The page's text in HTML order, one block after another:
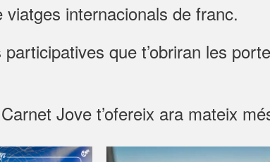
internacionals de franc.
que t’obriran les
Jove t’ofereix ara mateix